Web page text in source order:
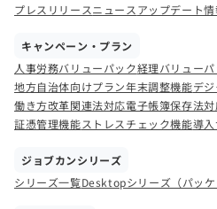
プレスリリースニュース アップデート
キャンペーン・プラン
人事労務バリューパック経理バリュー
地方自治体向けプラン年末調整機能デ
働き方改革関連法対応電子帳簿保存法
証憑管理機能ストレスチェック機能導
ジョブカンシリーズ
シリーズ一覧Desktopシリーズ（パッケ